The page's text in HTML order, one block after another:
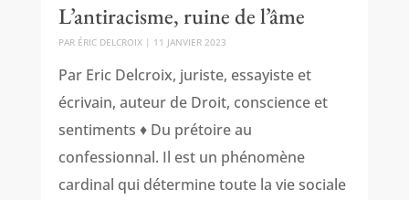
L’antiracisme, ruine de l’âme
PAR ÉRIC DELCROIX| 11 JANVIER 2023
Par Eric Delcroix, juriste, essayiste et
écrivain, auteur de Droit, conscience et
sentiments ♦ Du prétoire au
confessionnal. Il est un phénomène
cardinal qui détermine toute la vie sociale